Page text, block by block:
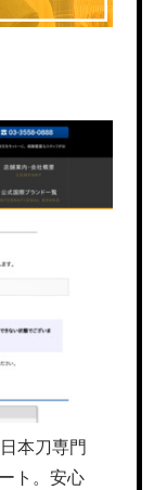
本刀専門
ト。安心